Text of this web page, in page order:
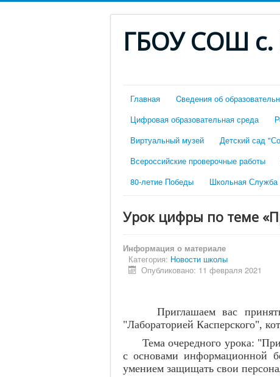
ГБОУ СОШ
Главная Cведения об
Цифровая образовательная среда
Виртуальный музей
Детский сад
Всероссийские проверочные работы
80-летие Победы
Школьная Служба
Урок цифры по теме
Информация о материале
Категория: Новости школы
Опубликовано: 11 февраля 2021
Приглашаем вас принять
"Лабораторией Касперского",
Тема очередного урока:
с основами информационной
умением защищать свои